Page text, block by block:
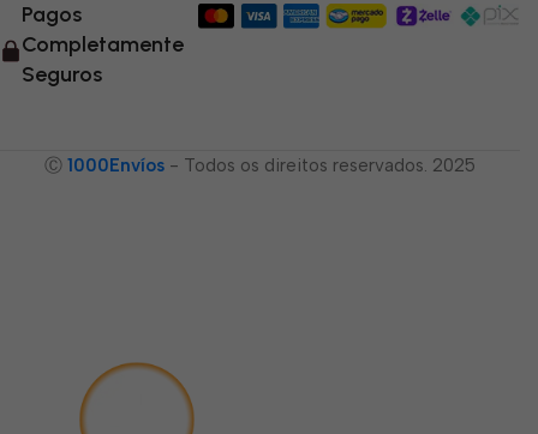
Pagos
Completamente
Seguros
Ⓒ 1000Envíos - Todos os direitos reservados. 2025